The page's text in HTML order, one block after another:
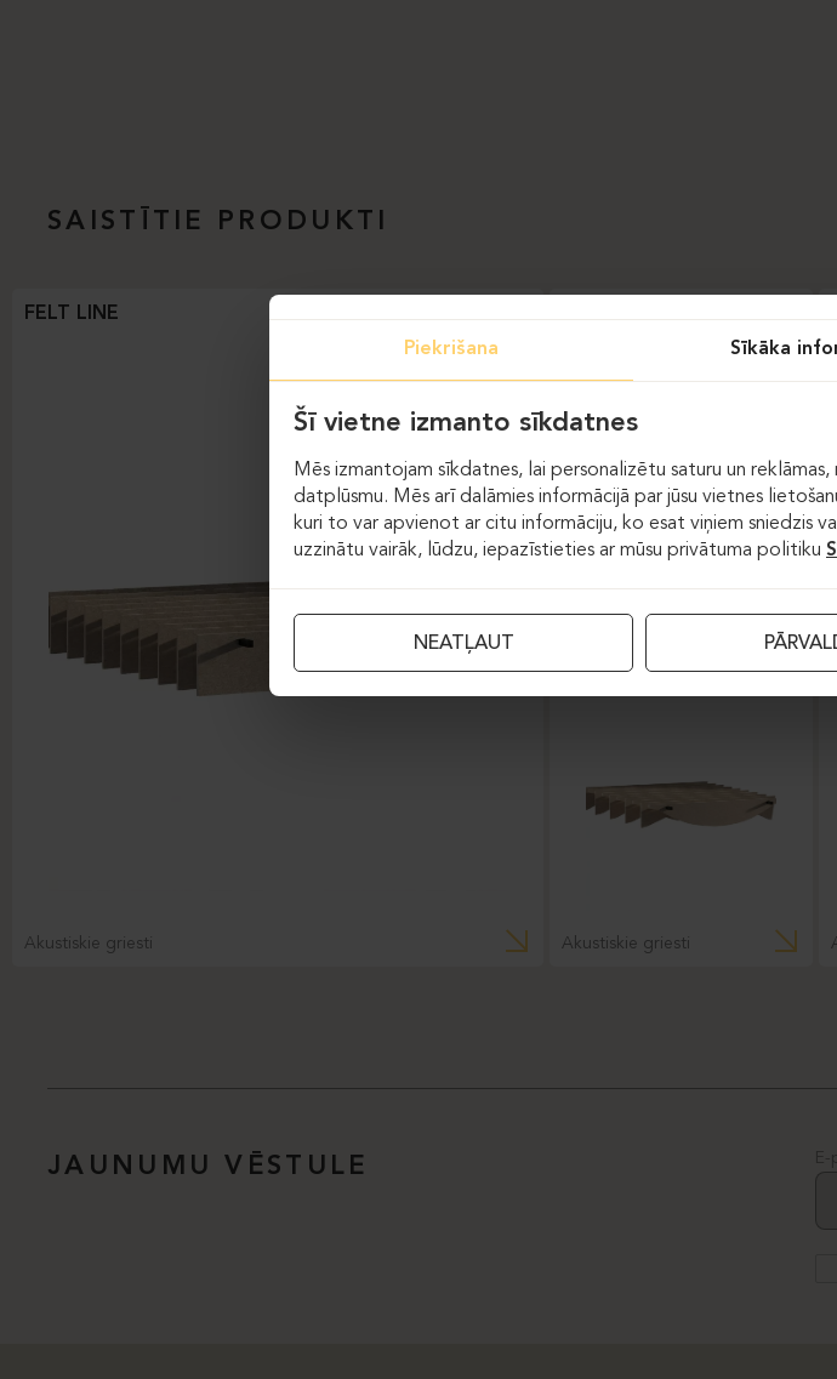
SAISTĪTIE PRODUKTI
FELT LINE
Akustiskie griesti Akustiskie griesti
JAUNUMU VĒSTULE
Piekrišana Sīkāka
Šī vietne izmanto sīkdatnes
Mēs izmantojam sīkdatnes, lai personalizētu saturu un
datplūsmu. Mēs arī dalāmies informācijā par jūsu vietnes
kuri to var apvienot ar citu informāciju, ko esat viņiem sniedzis
uzzinātu vairāk, lūdzu, iepazīstieties ar mūsu privātuma politiku
NEATĻAUT